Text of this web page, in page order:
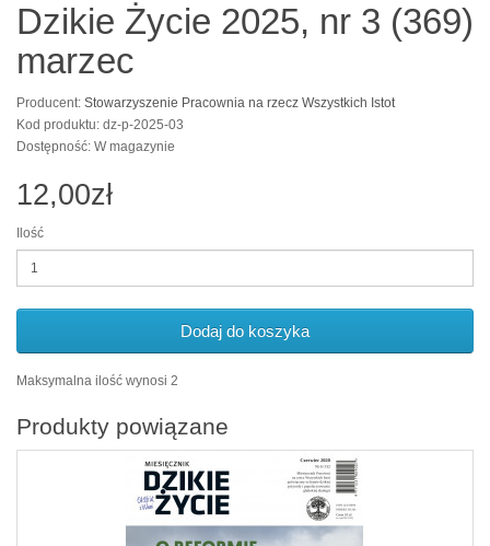
Dzikie Życie 2025, nr 3 (369)
marzec
Producent: Stowarzyszenie Pracownia na rzecz Wszystkich Istot
Kod produktu: dz-p-2025-03
Dostępność: W magazynie
12,00zł
Ilość
Dodaj do koszyka
Maksymalna ilość wynosi 2
Produkty powiązane